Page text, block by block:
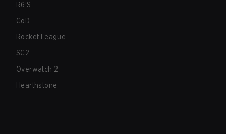
R6:S
CoD
Rocket League
SC2
Overwatch 2
Hearthstone